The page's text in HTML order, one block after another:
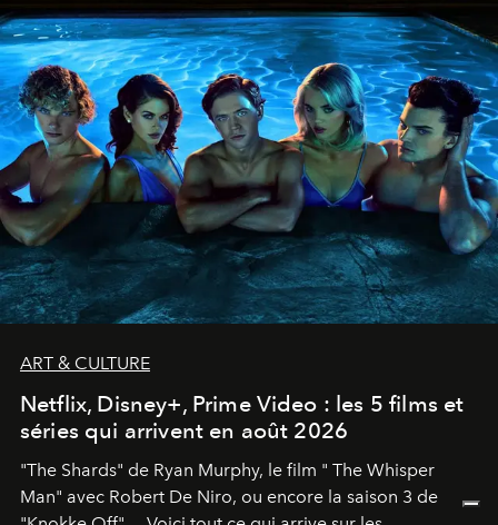
ART & CULTURE
Netflix, Disney+, Prime Video : les 5 films et
séries qui arrivent en août 2026
"The Shards" de Ryan Murphy, le film " The Whisper
Man" avec Robert De Niro, ou encore la saison 3 de